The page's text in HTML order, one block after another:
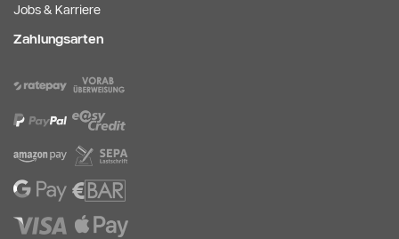
Jobs & Karriere
Zahlungsarten